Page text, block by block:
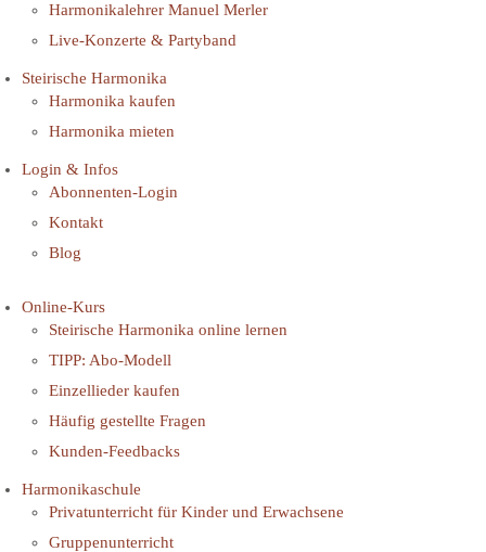
Harmonikalehrer Manuel Merler
Live-Konzerte & Partyband
Steirische Harmonika
Harmonika kaufen
Harmonika mieten
Login & Infos
Abonnenten-Login
Kontakt
Blog
Online-Kurs
Steirische Harmonika online lernen
TIPP: Abo-Modell
Einzellieder kaufen
Häufig gestellte Fragen
Kunden-Feedbacks
Harmonikaschule
Privatunterricht für Kinder und Erwachsene
Gruppenunterricht